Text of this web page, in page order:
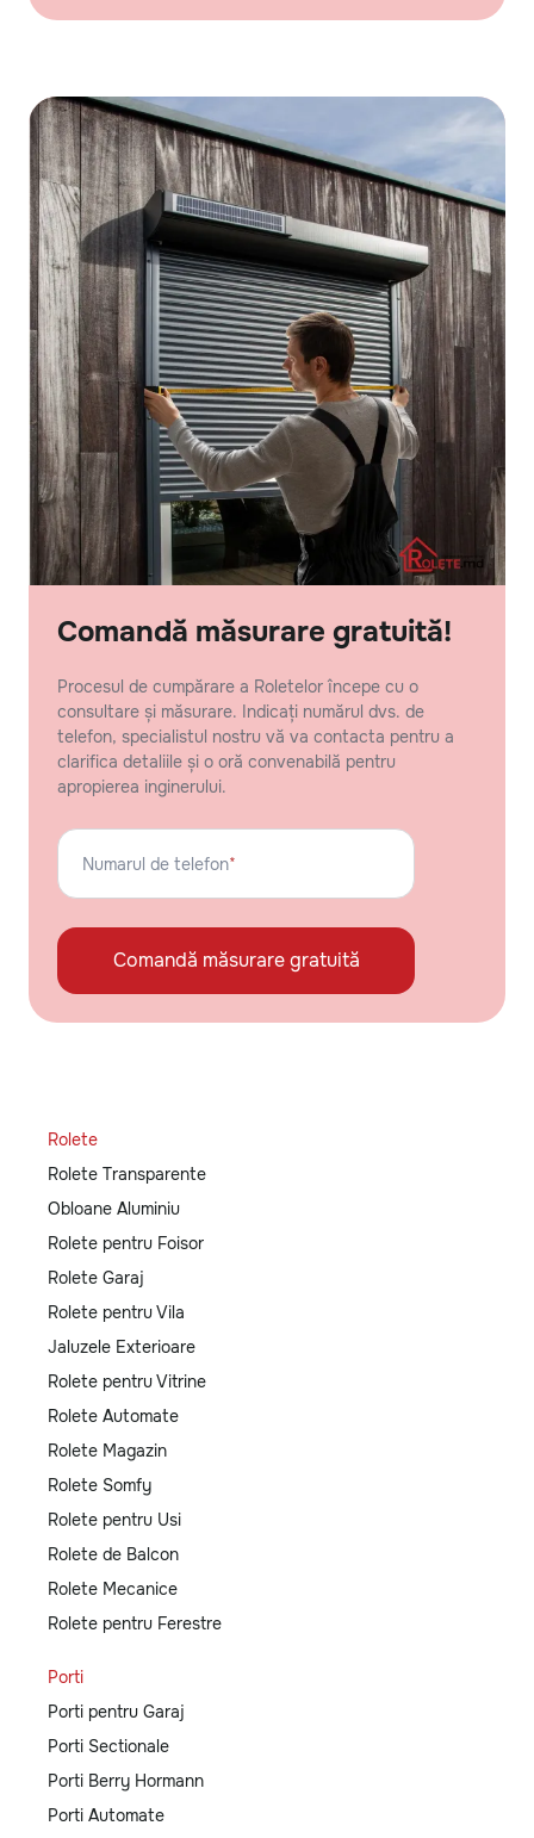
Comandă măsurare gratuită!
Procesul de cumpărare a Roletelor începe cu o
consultare și măsurare. Indicați numărul dvs. de
telefon, specialistul nostru vă va contacta pentru a
clarifica detaliile și o oră convenabilă pentru
apropierea inginerului.
Numarul de telefon*
Comandă măsurare gratuită
Rolete
Rolete Transparente
Obloane Aluminiu
Rolete pentru Foisor
Rolete Garaj
Rolete pentru Vila
Jaluzele Exterioare
Rolete pentru Vitrine
Rolete Automate
Rolete Magazin
Rolete Somfy
Rolete pentru Usi
Rolete de Balcon
Rolete Mecanice
Rolete pentru Ferestre
Porti
Porti pentru Garaj
Porti Sectionale
Porti Berry Hormann
Porti Automate